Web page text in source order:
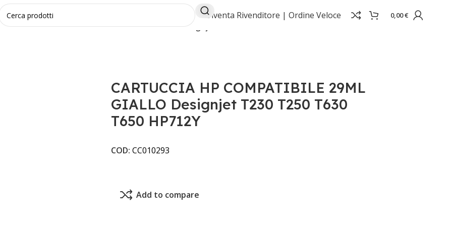
Diventa Rivenditore | Ordine Veloce 0,00€
CARTUCCIA HP COMPATIBILE 29ML GIALLO Designjet T230 T250 T630 T650 HP712Y
CARTUCCIA HP COMPATIBILE 29ML
GIALLO Designjet T230 T250 T630
T650 HP712Y
COD: CC010293
Add to compare